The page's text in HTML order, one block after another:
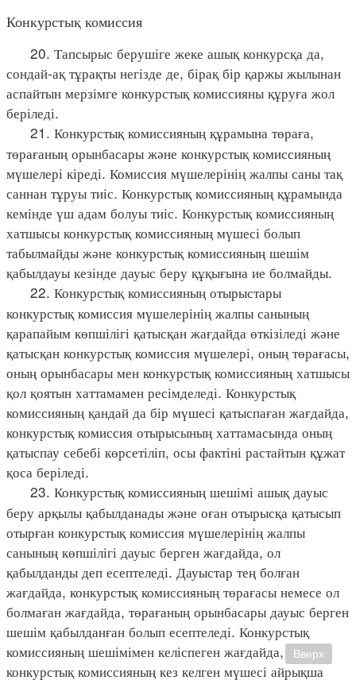
Конкурстық комиссия
20. Тапсырыс берушіге жеке ашық конкурсқа да,
сондай-ақ тұрақты негізде де, бірақ бір қаржы жылынан
аспайтын мерзімге конкурстық комиссияны құруға жол
беріледі.
21. Конкурстық комиссияның құрамына төраға,
төрағаның орынбасары және конкурстық комиссияның
мүшелері кіреді. Комиссия мүшелерінің жалпы саны тақ
саннан тұруы тиіс. Конкурстық комиссияның құрамында
кемінде үш адам болуы тиіс. Конкурстық комиссияның
хатшысы конкурстық комиссияның мүшесі болып
табылмайды және конкурстық комиссияның шешім
қабылдауы кезінде дауыс беру құқығына ие болмайды.
22. Конкурстық комиссияның отырыстары
конкурстық комиссия мүшелерінің жалпы санының
қарапайым көпшілігі қатысқан жағдайда өткізіледі және
қатысқан конкурстық комиссия мүшелері, оның төрағасы,
оның орынбасары мен конкурстық комиссияның хатшысы
қол қоятын хаттамамен ресімделеді. Конкурстық
комиссияның қандай да бір мүшесі қатыспаған жағдайда,
конкурстық комиссия отырысының хаттамасында оның
қатыспау себебі көрсетіліп, осы фактіні растайтын құжат
қоса беріледі.
23. Конкурстық комиссияның шешімі ашық дауыс
беру арқылы қабылданады және оған отырысқа қатысып
отырған конкурстық комиссия мүшелерінің жалпы
санының көпшілігі дауыс берген жағдайда, ол
қабылданды деп есептеледі. Дауыстар тең болған
жағдайда, конкурстық комиссияның төрағасы немесе ол
болмаған жағдайда, төрағаның орынбасары дауыс берген
шешім қабылданған болып есептеледі. Конкурстық
комиссияның шешімімен келіспеген жағдайда,
конкурстық комиссияның кез келген мүшесі айрықша
Вверх